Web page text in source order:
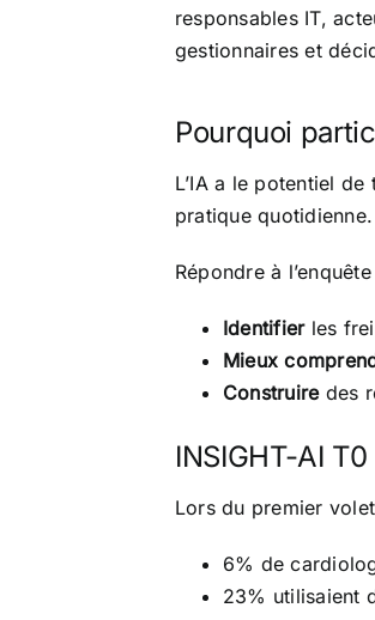
responsables IT,
gestionnaires et
Pourquoi
L’IA a le potentiel
pratique quotidienne.
Répondre à
Identifier les
Mieux
Construiredes
INSIGHT-AI
Lors du premier
6% de
23% utilisaient